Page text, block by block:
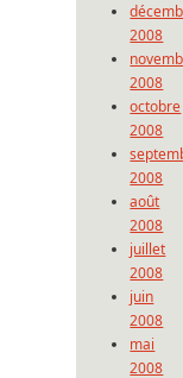
2008
2008
octobre
2008
2008
août
2008
juillet
2008
juin
2008
mai
2008